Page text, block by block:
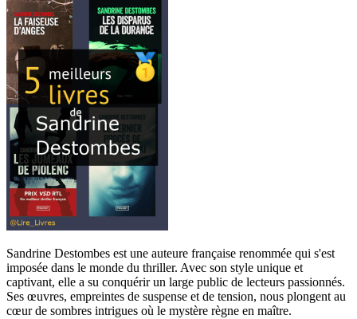
Sandrine Destombes est une auteure française renommée qui s'est
imposée dans le monde du thriller. Avec son style unique et
captivant, elle a su conquérir un large public de lecteurs passionnés.
Ses œuvres, empreintes de suspense et de tension, nous plongent au
cœur de sombres intrigues où le mystère règne en maître.